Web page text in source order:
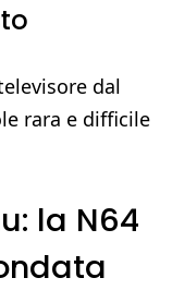
dal
rara e difficile
la N64